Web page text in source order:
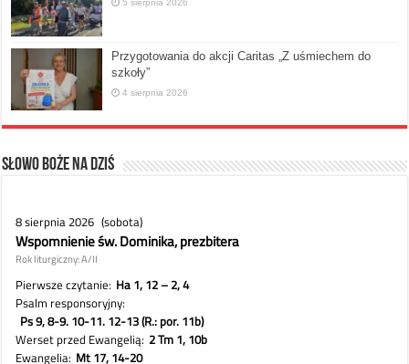
5 sierpnia 2026
Przygotowania do akcji Caritas „Z uśmiechem do
szkoły”
4 sierpnia 2026
Słowo Boże na dziś